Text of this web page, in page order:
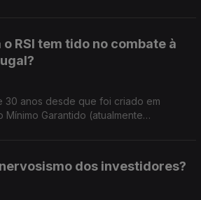
RSI tem tido no combate à
30 anos desde que foi criado em
Mínimo Garantido (atualmente
dos investidores?